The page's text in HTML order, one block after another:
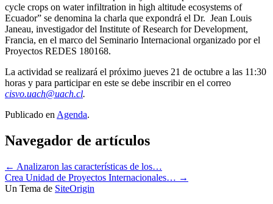
cycle crops on water infiltration in high altitude ecosystems of
Ecuador” se denomina la charla que expondrá el Dr. Jean Louis
Janeau, investigador del Institute of Research for Development,
Francia, en el marco del Seminario Internacional organizado por el
Proyectos REDES 180168.
La actividad se realizará el próximo jueves 21 de octubre a las 11:30
horas y para participar en este se debe inscribir en el correo
cisvo.uach@uach.cl.
Publicado en Agenda.
Navegador de artículos
← Analizaron las características de los…
Crea Unidad de Proyectos Internacionales… →
Un Tema de SiteOrigin